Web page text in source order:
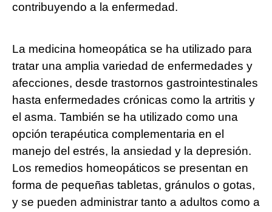
contribuyendo a la enfermedad.
La medicina homeopática se ha utilizado para
tratar una amplia variedad de enfermedades y
afecciones, desde trastornos gastrointestinales
hasta enfermedades crónicas como la artritis y
el asma. También se ha utilizado como una
opción terapéutica complementaria en el
manejo del estrés, la ansiedad y la depresión.
Los remedios homeopáticos se presentan en
forma de pequeñas tabletas, gránulos o gotas,
y se pueden administrar tanto a adultos como a